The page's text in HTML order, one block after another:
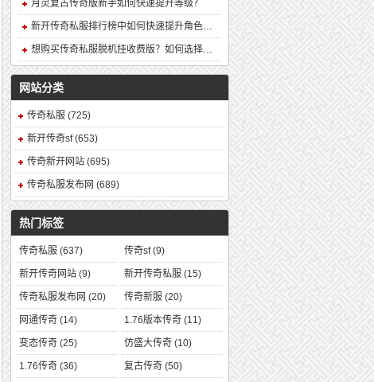
月灵复古传奇版新手如何快速提升等级？
新开传奇私服排行榜中如何快速提升角色战力？
想购买传奇私服脱机挂收费版？如何选择安全可靠的版本？
网站分类
传奇私服 (725)
新开传奇sf(653)
传奇新开网站 (695)
传奇私服发布网 (689)
热门标签
传奇私服 (637) 传奇sf(9)
新开传奇网站 (9) 新开传奇私服(15)
传奇私服发布网 (20) 传奇新服(20)
网通传奇 (14) 1.76版本传奇(11)
变态传奇 (25) 仿盛大传奇(10)
1.76传奇 (36) 复古传奇(50)